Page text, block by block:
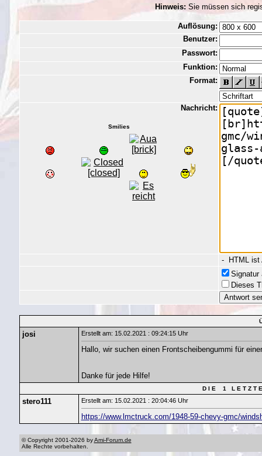
Hinweis:Sie müssen sich
Auflösung:
Benutzer:
Passwort:
Funktion:
Format:
Nachricht:
Smilies
- HTML ist
Signatur
Dieses
josi Erstellt am: 15.02.2021 : 09:24:15 Uhr
Hallo, wir suchen einen Frontscheibengummi für
Danke für jede Hilfe!
D I E 1 L E T Z T
stero111 Erstellt am: 15.02.2021 : 20:04:46 Uhr
https://www.lmctruck.com/1948-59-chevy-gmc/
© Copyright 2001-2026 byAmi-Forum.de
Alle Rechte vorbehalten.